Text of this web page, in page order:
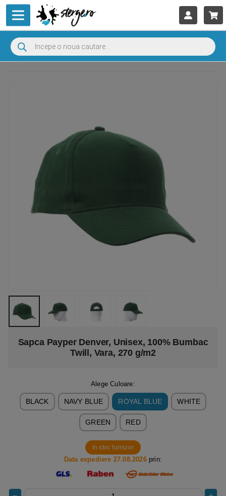
Sapca Payper Denver, Unisex, 100% Bumbac
Twill, Vara, 270 g/m2
Alege Culoare:
BLACK NAVY BLUE ROYAL BLUE WHITE
GREEN RED
In stoc furnizor
Data expediere 27.08.2026prin: